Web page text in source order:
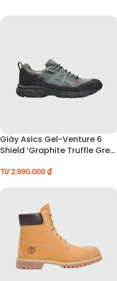
Giày Asics Gel-Venture 6
Shield ‘Graphite Truffle Grey’
Từ2.990.000₫